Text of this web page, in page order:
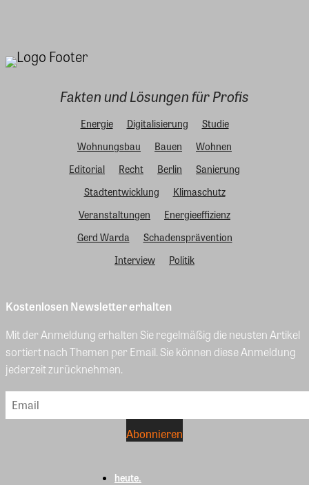
Fakten und Lösungen für Profis
Energie Digitalisierung
Studie
Wohnungsbau
Bauen
Wohnen
Editorial
Recht Berlin
Sanierung
Stadtentwicklung
Klimaschutz
Veranstaltungen
Energieeffizienz
Gerd Warda
Schadensprävention
Interview
Politik
Kostenlosen Newsletter erhalten
Mit der Anmeldung erhalten Sie regelmäßig die neusten Artikel
sortiert nach Themen per Email. Sie können diese Anmeldung
jederzeit zurücknehmen.
heute.